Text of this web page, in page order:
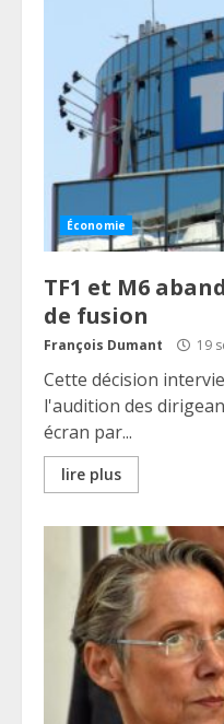
Économie
TF1 et M6
de fusion
François Dumant 19
Cette décision
l'audition des
écran par...
lire plus